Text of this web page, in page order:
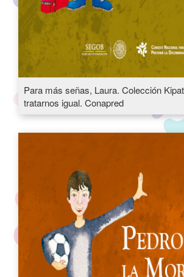
Para más señas, Laura. Colección
tratarnos igual. Conapred